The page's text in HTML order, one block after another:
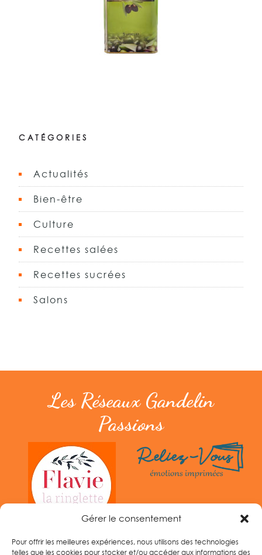
Gérer le consentement
Pour offrir les meilleures expériences, nous utilisons des technologies
telles que les cookies pour stocker et/ou accéder aux informations des
CATÉGORIES
Actualités
Bien-être
Culture
Recettes salées
Recettes sucrées
Salons
Les Réseaux Gandelin
Passions